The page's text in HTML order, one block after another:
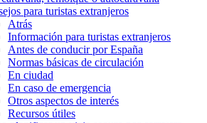
para turistas extranjeros
Atrás
Información para turistas extranjeros
Antes de conducir por España
Normas básicas de circulación
En ciudad
En caso de emergencia
Otros aspectos de interés
Recursos útiles